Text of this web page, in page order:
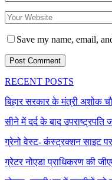
Save my name, email,
RECENT POSTS
बिहार सरकार के मंत्री अशोक
सीने में दर्द के बाद उपराष्ट्रपति
ग्रेनो वेस्ट- कंस्ट्रक्शन साइट
ग्रेटर नोएडा प्राधिकरण की